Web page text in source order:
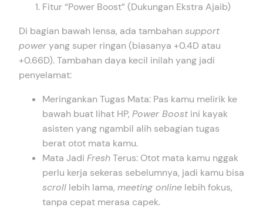
Fitur “Power Boost” (Dukungan Ekstra Ajaib)
Di bagian bawah lensa, ada tambahan support
poweryang super ringan (biasanya +0.4D atau
+0.66D). Tambahan daya kecil inilah yang jadi
penyelamat:
Meringankan Tugas Mata: Pas kamu melirik ke
bawah buat lihat HP, Power Boost ini kayak
asisten yang ngambil alih sebagian tugas
berat otot mata kamu.
Mata Jadi FreshTerus: Otot mata kamu nggak
perlu kerja sekeras sebelumnya, jadi kamu bisa
scroll lebih lama, meeting online lebih fokus,
tanpa cepat merasa capek.